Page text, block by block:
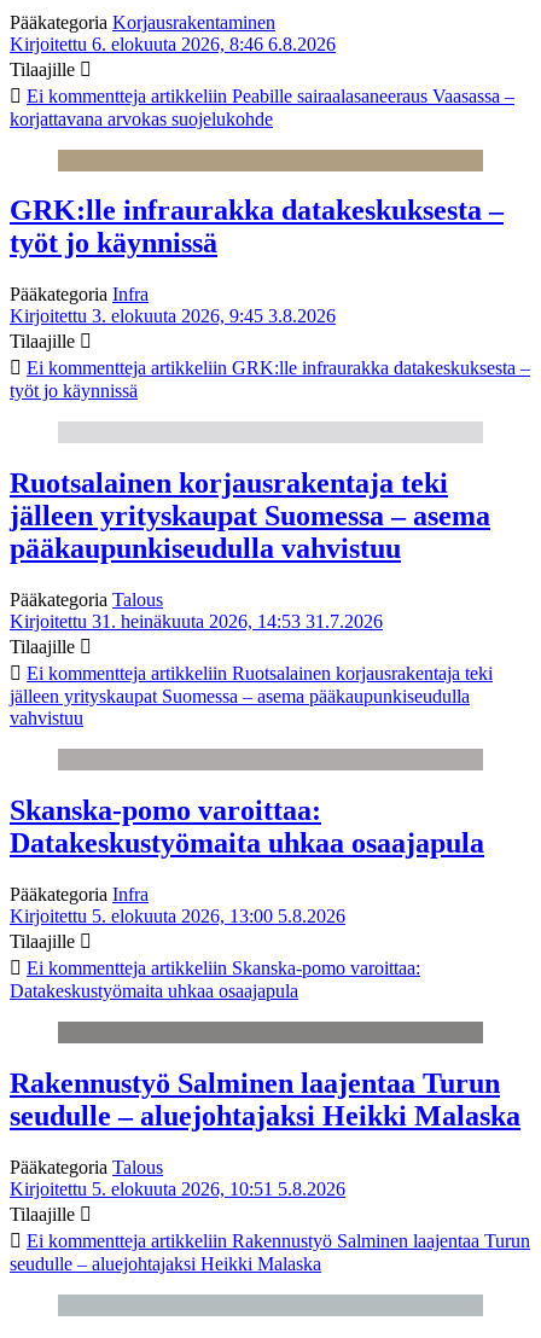
Pääkategoria Korjausrakentaminen
Kirjoitettu 6. elokuuta 2026, 8:46 6.8.2026
Tilaajille
Ei kommentteja artikkeliin Peabille sairaalasaneeraus Vaasassa –
korjattavana arvokas suojelukohde
GRK:lle infraurakka datakeskuksesta –
työt jo käynnissä
Pääkategoria Infra
Kirjoitettu 3. elokuuta 2026, 9:45 3.8.2026
Tilaajille
Ei kommentteja artikkeliin GRK:lle infraurakka datakeskuksesta –
työt jo käynnissä
Ruotsalainen korjausrakentaja teki
jälleen yrityskaupat Suomessa – asema
pääkaupunkiseudulla vahvistuu
Pääkategoria Talous
Kirjoitettu 31. heinäkuuta 2026, 14:53 31.7.2026
Tilaajille
Ei kommentteja artikkeliin Ruotsalainen korjausrakentaja teki
jälleen yrityskaupat Suomessa – asema pääkaupunkiseudulla
vahvistuu
Skanska-pomo varoittaa:
Datakeskustyömaita uhkaa osaajapula
Pääkategoria Infra
Kirjoitettu 5. elokuuta 2026, 13:00 5.8.2026
Tilaajille
Ei kommentteja artikkeliin Skanska-pomo varoittaa:
Datakeskustyömaita uhkaa osaajapula
Rakennustyö Salminen laajentaa Turun
seudulle – aluejohtajaksi Heikki Malaska
Pääkategoria Talous
Kirjoitettu 5. elokuuta 2026, 10:51 5.8.2026
Tilaajille
Ei kommentteja artikkeliin Rakennustyö Salminen laajentaa Turun
seudulle – aluejohtajaksi Heikki Malaska